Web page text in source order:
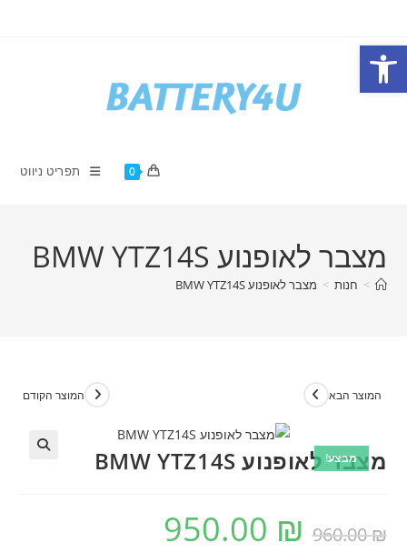
פתח סרגל נגישות
content
0 תפריט ניווט
מצבר לאופנוע BMW YTZ14S
> חנות > מצבר לאופנוע BMW YTZ14S
מבצע!
המוצר הקודם המוצר הבא
מצבר לאופנוע BMW YTZ14S
960.00₪
המחיר
המקורי
היה: 950.00 ₪